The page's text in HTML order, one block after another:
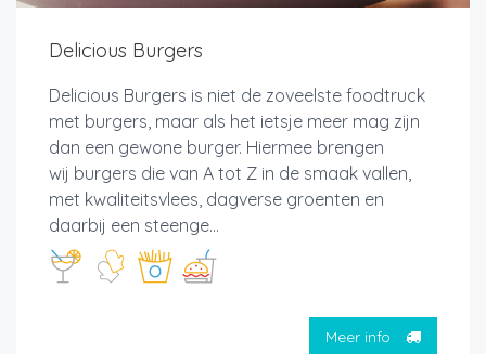
Delicious Burgers
Delicious Burgers is niet de zoveelste foodtruck
met burgers, maar als het ietsje meer mag zijn
dan een gewone burger. Hiermee brengen
wij burgers die van A tot Z in de smaak vallen,
met kwaliteitsvlees, dagverse groenten en
daarbij een steenge...
Meer info